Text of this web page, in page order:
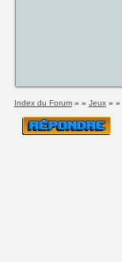
Index du Forum» » Jeux» »